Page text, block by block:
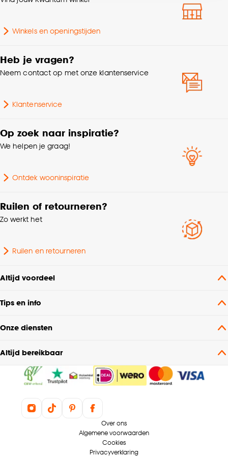
accepteren door op ‘Cookies aanpassen’ te
kan aanpassen, bekijk hiervoor onze
cookieverklaring
Soort kerstboomversiering Kerstballensets
Winkels en openingstijden
Heb je vragen?
Neem contact op met onze klantenservice
Klantenservice
Op zoek naar inspiratie?
We helpen je graag!
Ontdek wooninspiratie
Ruilen of retourneren?
Zo werkt het
Ruilen en retourneren
Altijd voordeel
Tips en info
Onze diensten
Altijd bereikbaar
Over ons
Algemene voorwaarden
Cookies
Privacyverklaring